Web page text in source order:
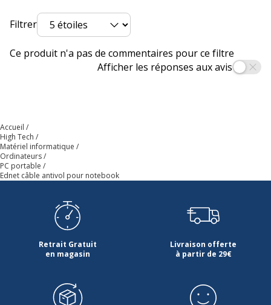
Filtrer
Ce produit n'a pas de commentaires pour ce filtre
Afficher les réponses aux avis
Accueil
High Tech
Matériel informatique
Ordinateurs
PC portable
Ednet câble antivol pour notebook
Retrait Gratuit
en magasin
Livraison offerte
à partir de 29€